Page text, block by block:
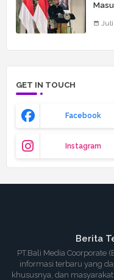
Juli
GET IN TOUCH
Facebook
Instagram
Berita
PT.Bali Media Coorporate
informasi terbaru yang
khususnya, dan